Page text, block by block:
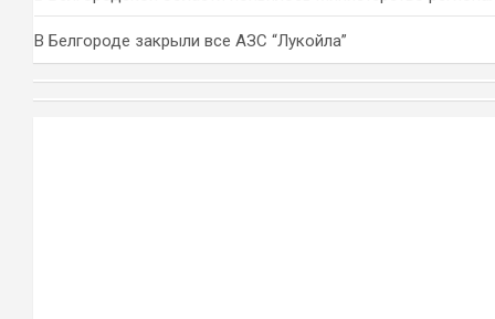
В Белгороде закрыли все АЗС “Лукойла”